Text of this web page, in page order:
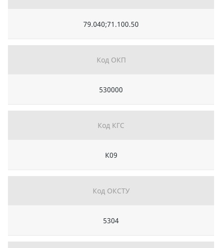
79.040;71.100.50
Код ОКП
530000
Код КГС
К09
Код ОКСТУ
5304